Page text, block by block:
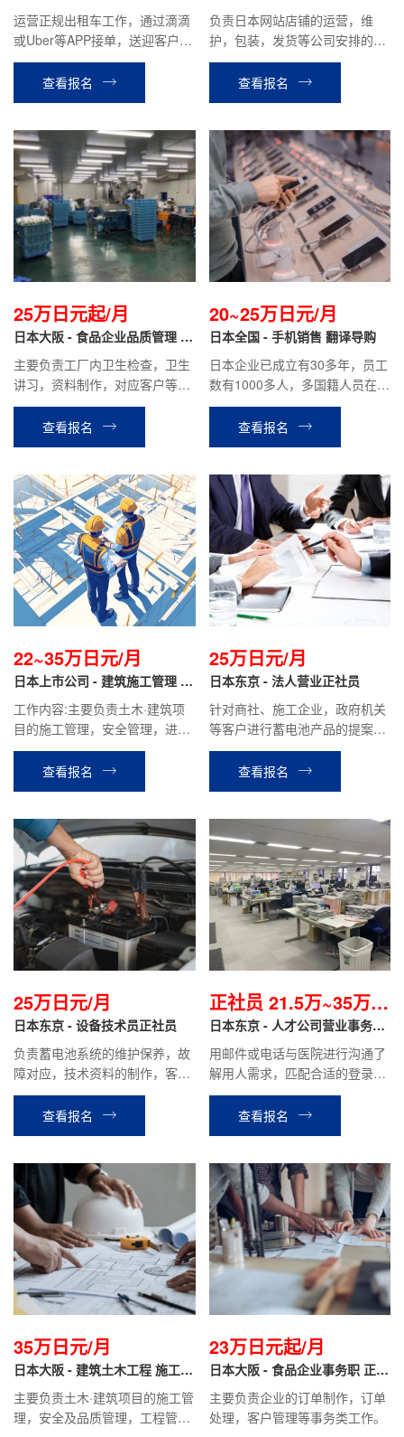
运营正规出租车工作，通过滴滴
或Uber等APP接单，送迎客户等
相关工作。月基本给19万日元，
月综合收入约35~70万日元左右
（根据个人能力）
查看报名
负责日本网站店铺的运营，维
护，包装，发货等公司安排的其
他工作。
查看报名
25万日元起/月
日本大阪 - 食品企业品质管理 正
主要负责工厂内卫生检查，卫生
讲习，资料制作，对应客户等公
司安排的其他工作。
查看报名
20~25万日元/月
日本全国 - 手机销售 翻译导购
日本企业已成立有30多年，员工
数有1000多人，多国籍人员在职
工作；主要负责手机套餐的介
绍，客户接待，成交手续办理等
工作.
查看报名
22~35万日元/月
日本上市公司 - 建筑施工管理 正
工作内容:主要负责土木·建筑项
目的施工管理，安全管理，进度
管理，质量管理，成本管理工作
特性|以及环境管理等。根据客户
需求，使用CAD制图进行图纸修
查看报名
25万日元/月
日本东京 - 法人营业正社员
针对商社、施工企业，政府机关
等客户进行蓄电池产品的提案和
销售，维护老客户，合同签订，
参加展会等工作。
查看报名
25万日元/月
日本东京 - 设备技术员正社员
负责蓄电池系统的维护保养，故
障对应，技术资料的制作，客户
对应等工作。
查看报名
正社员 21.5万~35万日
元起/月
日本东京 - 人才公司营业事务岗
用邮件或电话与医院进行沟通了
解用人需求，匹配合适的登录人
才，并进行介绍，协助人才面试
等公司安排的工作。
查看报名
35万日元/月
日本大阪 - 建筑土木工程 施工管
主要负责土木·建筑项目的施工管
理，安全及品质管理，工程管
23万日元起/月
日本大阪 - 食品企业事务职 正社
主要负责企业的订单制作，订单
处理，客户管理等事务类工作。